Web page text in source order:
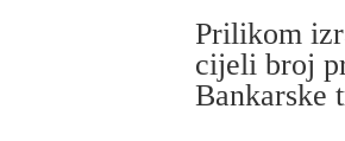
Prilikom
cijeli broj
Bankarske